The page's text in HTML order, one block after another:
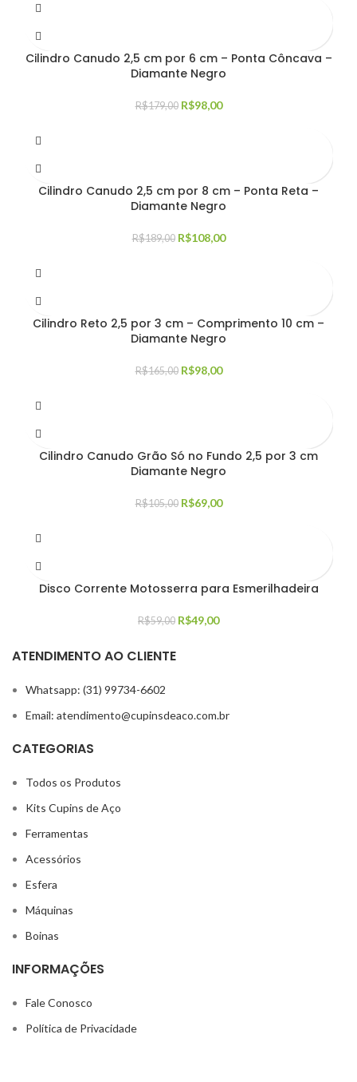
Cilindro Canudo 2,5 cm por 6 cm – Ponta Côncava –
Diamante Negro
R$179,00 R$98,00
Cilindro Canudo 2,5 cm por 8 cm – Ponta Reta –
Diamante Negro
R$189,00 R$108,00
Cilindro Reto 2,5 por 3 cm – Comprimento 10 cm –
Diamante Negro
R$165,00 R$98,00
Cilindro Canudo Grão Só no Fundo 2,5 por 3 cm
Diamante Negro
R$105,00 R$69,00
Disco Corrente Motosserra para Esmerilhadeira
R$59,00 R$49,00
ATENDIMENTO AO CLIENTE
Whatsapp: (31) 99734-6602
Email: atendimento@cupinsdeaco.com.br
CATEGORIAS
Todos os Produtos
Kits Cupins de Aço
Ferramentas
Acessórios
Esfera
Máquinas
Boinas
INFORMAÇÕES
Fale Conosco
Política de Privacidade